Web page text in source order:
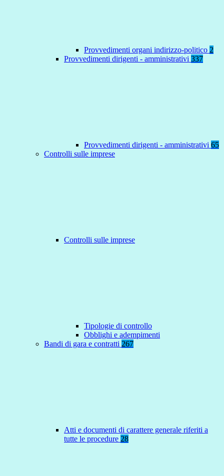
Provvedimenti organi indirizzo-politico 2
Provvedimenti dirigenti - amministrativi 337
Provvedimenti dirigenti - amministrativi 65
Controlli sulle imprese
Controlli sulle imprese
Tipologie di controllo
Obblighi e adempimenti
Bandi di gara e contratti 267
Atti e documenti di carattere generale riferiti a
tutte le procedure 28